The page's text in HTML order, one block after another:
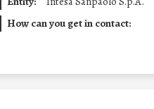
How can you get in contact: